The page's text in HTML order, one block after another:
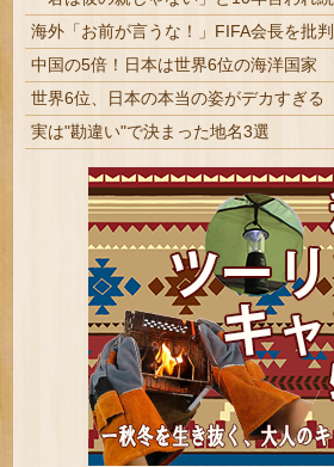
中国の5倍！日本は世界6位の海洋国家
世界6位、日本の本当の姿がデカすぎる
実は"勘違い"で決まった地名3選